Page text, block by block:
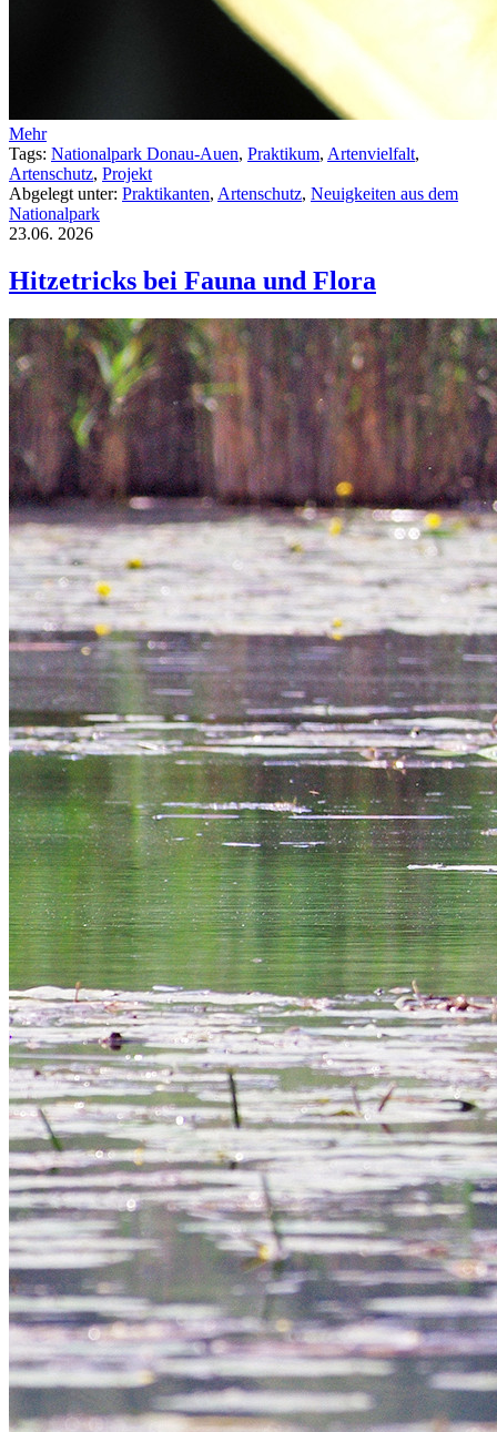
Mehr
Tags: Nationalpark Donau-Auen, Praktikum, Artenvielfalt,
Artenschutz, Projekt
Abgelegt unter: Praktikanten, Artenschutz, Neuigkeiten aus dem
Nationalpark
23.06. 2026
Hitzetricks bei Fauna und Flora